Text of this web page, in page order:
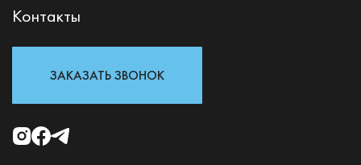
Контакты
ЗАКАЗАТЬ ЗВОНОК